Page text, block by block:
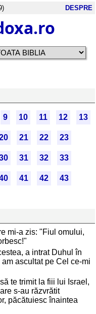
DESPRE
9 10 11 12 13
21 22 23
31 32 33
41 42 43
mi-a zis: "Fiul omului,
a intrat Duhul în
ascultat pe Cel ce-mi
te trimit la fiii lui Israel,
s-au răzvrătit
păcătuiesc înaintea